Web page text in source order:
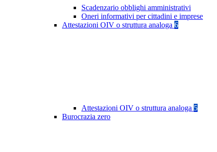
Scadenzario obblighi amministrativi
Oneri informativi per cittadini e imprese
Attestazioni OIV o struttura analoga 6
Attestazioni OIV o struttura analoga 5
Burocrazia zero